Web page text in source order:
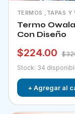
TERMOS ,TAPAS Y
Termo
Con Diseño
$224.00
Stock: 34
+ Agregar al